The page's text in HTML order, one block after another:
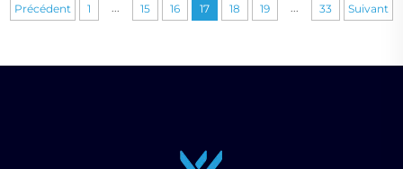
Précédent 1 15 16 17 18 19 33 Suivant